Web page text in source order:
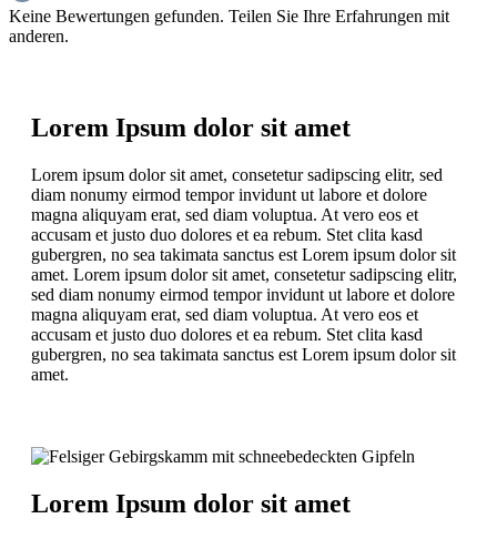
Keine Bewertungen gefunden. Teilen Sie Ihre Erfahrungen mit
anderen.
Lorem Ipsum dolor sit amet
Lorem ipsum dolor sit amet, consetetur sadipscing elitr, sed
diam nonumy eirmod tempor invidunt ut labore et dolore
magna aliquyam erat, sed diam voluptua. At vero eos et
accusam et justo duo dolores et ea rebum. Stet clita kasd
gubergren, no sea takimata sanctus est Lorem ipsum dolor sit
amet. Lorem ipsum dolor sit amet, consetetur sadipscing elitr,
sed diam nonumy eirmod tempor invidunt ut labore et dolore
magna aliquyam erat, sed diam voluptua. At vero eos et
accusam et justo duo dolores et ea rebum. Stet clita kasd
gubergren, no sea takimata sanctus est Lorem ipsum dolor sit
amet.
Lorem Ipsum dolor sit amet